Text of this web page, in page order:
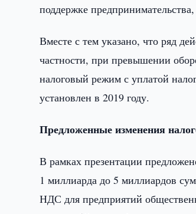
поддержке
Вместе с тем указано, что ряд
частности, при превышении
налоговый режим с уплатой
установлен в 2019 году.
Предложенные изменения
В рамках презентации
1 миллиарда до 5 миллиардов
НДС для предприятий